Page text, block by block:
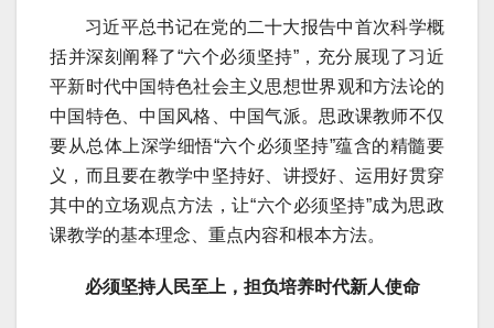
习近平总书记在党的二十大报告中首次科学概
括并深刻阐释了“六个必须坚持”，充分展现了习近
平新时代中国特色社会主义思想世界观和方法论的
中国特色、中国风格、中国气派。思政课教师不仅
要从总体上深学细悟“六个必须坚持”蕴含的精髓要
义，而且要在教学中坚持好、讲授好、运用好贯穿
其中的立场观点方法，让“六个必须坚持”成为思政
课教学的基本理念、重点内容和根本方法。
必须坚持人民至上，担负培养时代新人使命